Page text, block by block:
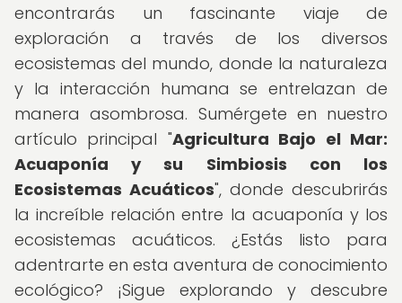
encontrarás un fascinante viaje de
exploración a través de los diversos
ecosistemas del mundo, donde la naturaleza
y la interacción humana se entrelazan de
manera asombrosa. Sumérgete en nuestro
artículo principal "Agricultura Bajo el Mar:
Acuaponía y su Simbiosis con los
Ecosistemas Acuáticos", donde descubrirás
la increíble relación entre la acuaponía y los
ecosistemas acuáticos. ¿Estás listo para
adentrarte en esta aventura de conocimiento
ecológico? ¡Sigue explorando y descubre